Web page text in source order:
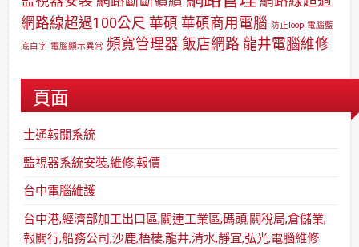
網路線超過100公尺 華碩 華碩商用電腦 防止loop 電腦藍
底白字 電腦顯示異常 頻寬管理器 飯店網路 龍井電腦維修
頁面
士通報關系統
監視器系統安裝,維修,報價
台中電腦維護
台中港,經濟部加工出口區,關連工業區,碼頭,關稅局,倉儲業,
報關行,船務公司,沙鹿,梧棲,龍井,清水,靜宜,弘光,電腦維修